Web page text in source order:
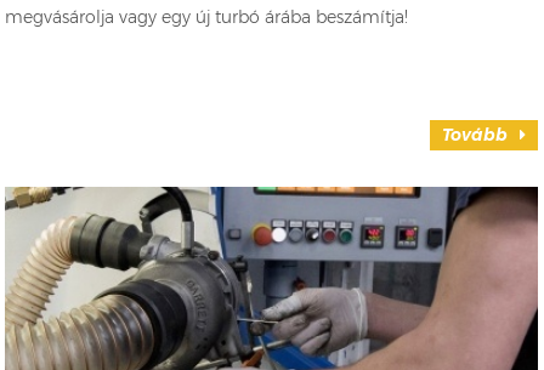
megvásárolja vagy egy új turbó árába beszámítja!
Tovább